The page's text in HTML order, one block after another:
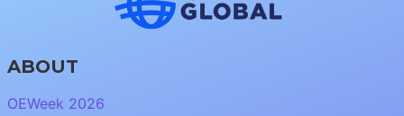
ABOUT
OEWeek 2026